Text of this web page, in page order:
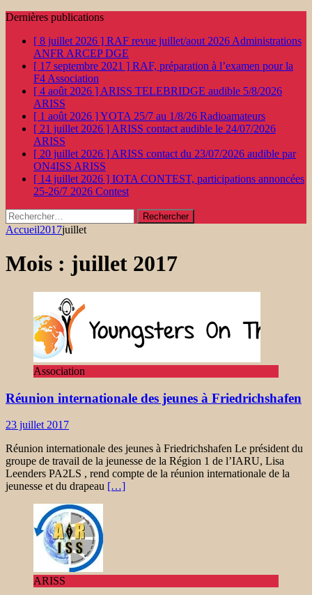
Dernières publications
[ 8 juillet 2026 ] RAF revue juillet/aout 2026 Administrations
ANFR ARCEP DGE
[ 17 septembre 2021 ] RAF, préparation à l’examen pour la
F4 Association
[ 4 août 2026 ] ARISS TELEBRIDGE audible 5/8/2026
ARISS
[ 1 août 2026 ]YOTA 25/7 au 1/8/26 Radioamateurs
[ 21 juillet 2026 ] ARISS contact audible le 24/07/2026
ARISS
[ 20 juillet 2026 ] ARISS contact du 23/07/2026 audible par
ON4ISS ARISS
[ 14 juillet 2026 ] IOTA CONTEST, participations annoncées
25-26/7 2026 Contest
Rechercher :
Accueil2017juillet
Mois : juillet 2017
Association
Réunion internationale des jeunes à Friedrichshafen
23 juillet 2017
Réunion internationale des jeunes à Friedrichshafen Le président du
groupe de travail de la jeunesse de la Région 1 de l’IARU, Lisa
Leenders PA2LS , rend compte de la réunion internationale de la
jeunesse et du drapeau […]
ARISS